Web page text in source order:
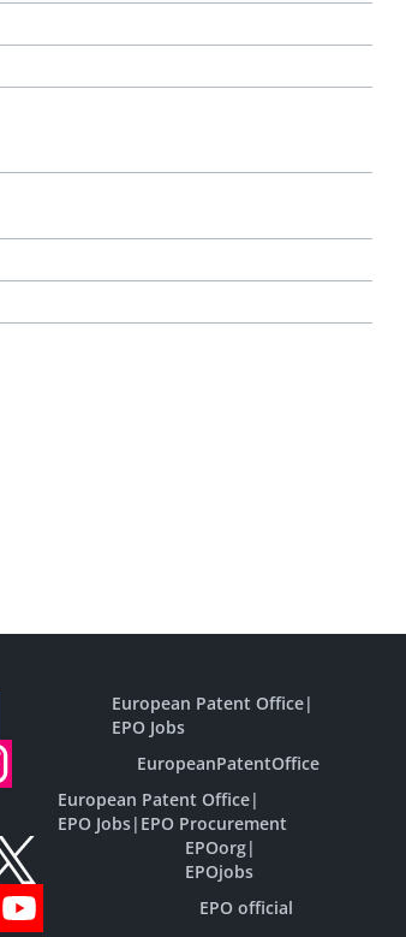
European Patent Office|
EPO Jobs
EuropeanPatentOffice
European Patent Office|
EPO Jobs| EPO Procurement
EPOorg|
EPOjobs
EPO official